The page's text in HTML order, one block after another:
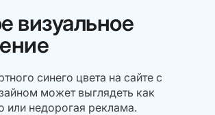
визуальное
синего цвета на сайте с
может выглядеть как
или недорогая реклама.